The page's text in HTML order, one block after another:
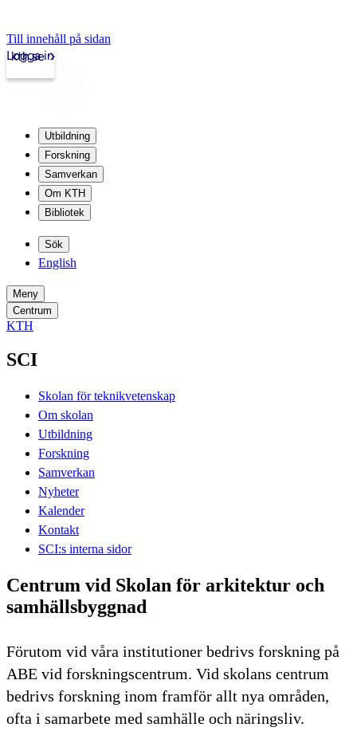
Till innehåll på sidan
kth.se
Logga in
Utbildning
Forskning
Samverkan
Om KTH
Bibliotek
Sök
English
Meny
Centrum
KTH
SCI
Skolan för teknikvetenskap
Om skolan
Utbildning
Forskning
Samverkan
Nyheter
Kalender
Kontakt
SCI:s interna sidor
Centrum vid Skolan för arkitektur och
samhällsbyggnad
Förutom vid våra institutioner bedrivs forskning på
ABE vid forskningscentrum. Vid skolans centrum
bedrivs forskning inom framför allt nya områden,
ofta i samarbete med samhälle och näringsliv.